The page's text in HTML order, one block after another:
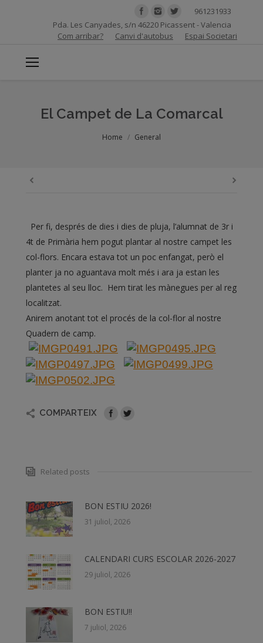
961231933
Pda. Les Canyades, s/n 46220 Picassent - Valencia
Com arribar?
Canvi d'autobus Espai Societari
El Campet de La Comarcal
Home General
Per fi, després de dies i dies de pluja, l’alumnat de 3r i
4t de Primària hem pogut plantar al nostre campet les
col-flors. Encara estava tot un poc enfangat, però el
planter ja no aguantava molt més i ara ja estan les
plantetes al seu lloc. Hem tirat les mànegues per al reg
localitzat.
Anirem anotant tot el procés de la col-flor al nostre
Quadern de camp.
COMPARTEIX
Related posts
BON ESTIU 2026!
31 juliol, 2026
CALENDARI CURS ESCOLAR 2026-2027
29 juliol, 2026
BON ESTIU!!
7 juliol, 2026